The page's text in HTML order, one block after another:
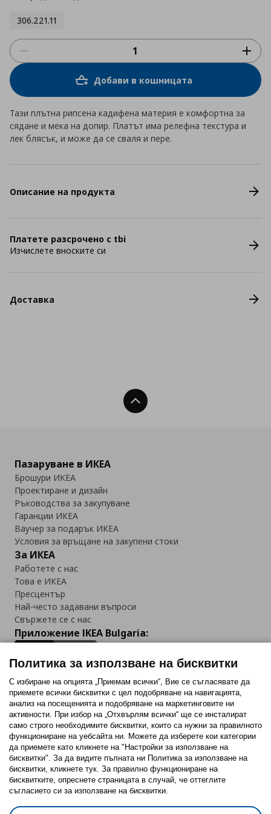
306.221.11
Добави в кошницата
Тази плътна рипсена кадифена материя е комфортна за
сядане и мека на допир. Платът има релефна текстура и
лек блясък, и може да се сваля и пере.
Описание на продукта
Платете разсрочено с tbi
Изчислете вноските си
Доставка
Нагоре
Пазаруване в ИКЕА
Брошури ИКЕА
Проектиране и дизайн
Ръководства за закупуване
Гаранции ИКЕА
Ваучер за подарък ИКЕА
Условия за връщане на закупени стоки
За ИКЕА
Работете с нас
Това е ИКЕА
Пресцентър
Най-често задавани въпроси
Свържете се с нас
Приложение IKEA Bulgaria:
Последвайте ни:
FacebookTwitterYoutubePinterestInstagram
Политика за използване на бисквитки (Cookies)
Избор на настройки за използване на бисквитки
Политика за използване на бисквитки
С избиране на опцията „Приемам всички“, Вие се съгласявате да
приемете всички бисквитки с цел подобряване на навигацията,
анализ на посещенията и подобряване на маркетинговите ни
активности. При избор на „Отхвърлям всички“ ще се инсталират
само строго необходимитe бисквитки, които са нужни за правилното
функциониране на уебсайта ни. Можете да изберете кои категории
да приемете като кликнете на "Настройки за използване на
бисквитки". За да видите пълната ни Политика за използване на
бисквитки, кликнете тук. За правилно функциониране на
бисквитките, опреснете страницата в случай, че оттеглите
съгласието си за използване на бисквитки.